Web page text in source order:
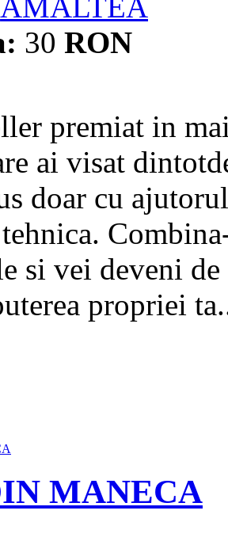
30 RON
premiat in
ai visat
doar cu
si vei deveni
propriei
MANECA